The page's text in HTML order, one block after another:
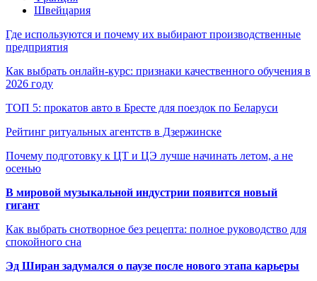
Швейцария
Где используются и почему их выбирают производственные
предприятия
Как выбрать онлайн-курс: признаки качественного обучения в
2026 году
ТОП 5: прокатов авто в Бресте для поездок по Беларуси
Рейтинг ритуальных агентств в Дзержинске
Почему подготовку к ЦТ и ЦЭ лучше начинать летом, а не
осенью
В мировой музыкальной индустрии появится новый
гигант
Как выбрать снотворное без рецепта: полное руководство для
спокойного сна
Эд Ширан задумался о паузе после нового этапа карьеры